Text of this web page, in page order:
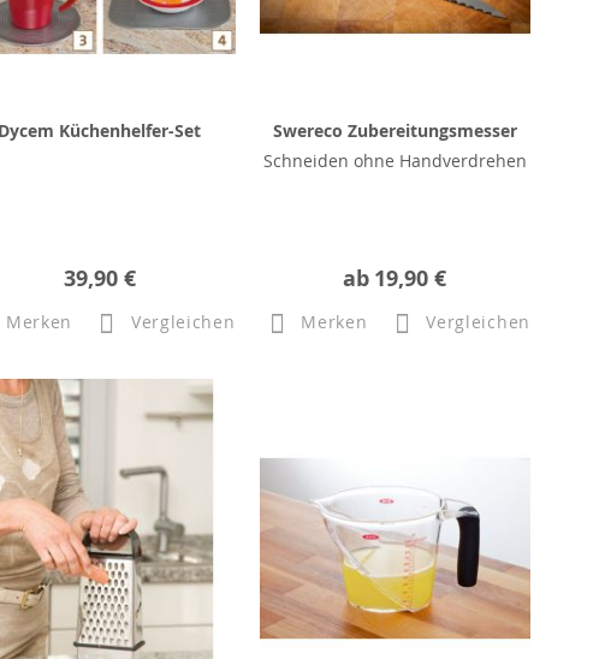
Dycem Küchenhelfer-Set
39,90 €
Merken Vergleichen
Swereco Zubereitungsmesser
Schneiden ohne Handverdrehen
ab 19,90 €
Merken Vergleichen